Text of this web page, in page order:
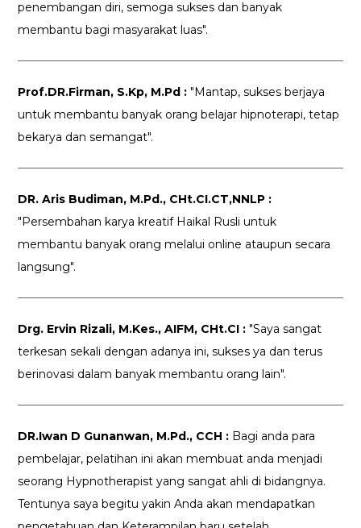
penembangan diri, semoga sukses dan banyak
membantu bagi masyarakat luas".
Prof.DR.Firman, S.Kp, M.Pd : "Mantap, sukses berjaya
untuk membantu banyak orang belajar hipnoterapi, tetap
bekarya dan semangat".
DR. Aris Budiman, M.Pd., CHt.CI.CT,NNLP :
"Persembahan karya kreatif Haikal Rusli untuk
membantu banyak orang melalui online ataupun secara
langsung".
Drg. Ervin Rizali, M.Kes., AIFM, CHt.CI : "Saya sangat
terkesan sekali dengan adanya ini, sukses ya dan terus
berinovasi dalam banyak membantu orang lain".
DR.Iwan D Gunanwan, M.Pd., CCH : Bagi anda para
pembelajar, pelatihan ini akan membuat anda menjadi
seorang Hypnotherapist yang sangat ahli di bidangnya.
Tentunya saya begitu yakin Anda akan mendapatkan